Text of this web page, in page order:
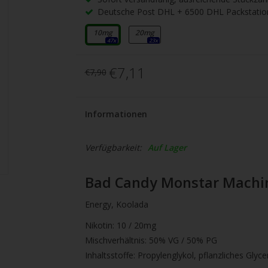
Deutsche Post DHL + 6500 DHL
10mg
47x
20mg
23x
€7,90 €7,11
Informationen
Verfügbarkeit: Auf Lager
Bad Candy Monstar
Energy, Koolada
Nikotin: 10 / 20mg
Mischverhältnis: 50% VG / 50% PG
Inhaltsstoffe: Propylenglykol, pflanzliches